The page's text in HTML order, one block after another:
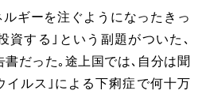
ギーを注ぐようになったきっ
資する｣という副題がついた､
だった｡途上国では､自分は聞
イルス｣による下痢症で何十万